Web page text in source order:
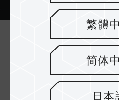
Da hochauflösende
werden, hat
繁體
简体
日本